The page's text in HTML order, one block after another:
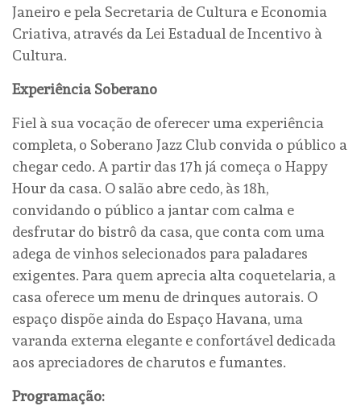
Janeiro e pela Secretaria de Cultura e Economia
Criativa, através da Lei Estadual de Incentivo à
Cultura.
Experiência Soberano
Fiel à sua vocação de oferecer uma experiência
completa, o Soberano Jazz Club convida o público a
chegar cedo. A partir das 17h já começa o Happy
Hour da casa. O salão abre cedo, às 18h,
convidando o público a jantar com calma e
desfrutar do bistrô da casa, que conta com uma
adega de vinhos selecionados para paladares
exigentes. Para quem aprecia alta coquetelaria, a
casa oferece um menu de drinques autorais. O
espaço dispõe ainda do Espaço Havana, uma
varanda externa elegante e confortável dedicada
aos apreciadores de charutos e fumantes.
Programação: